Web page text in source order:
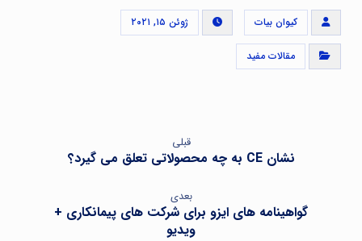
کیوان بیات ژوئن ۱۵, ۲۰۲۱
مقالات مفید
قبلی
نشان CE به چه محصولاتی تعلق می گیرد؟
بعدی
گواهینامه های ایزو برای شرکت های پیمانکاری +
ویدیو